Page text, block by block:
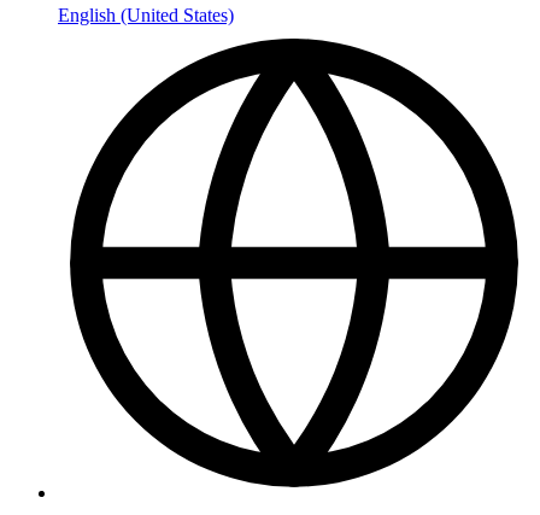
English (United States)